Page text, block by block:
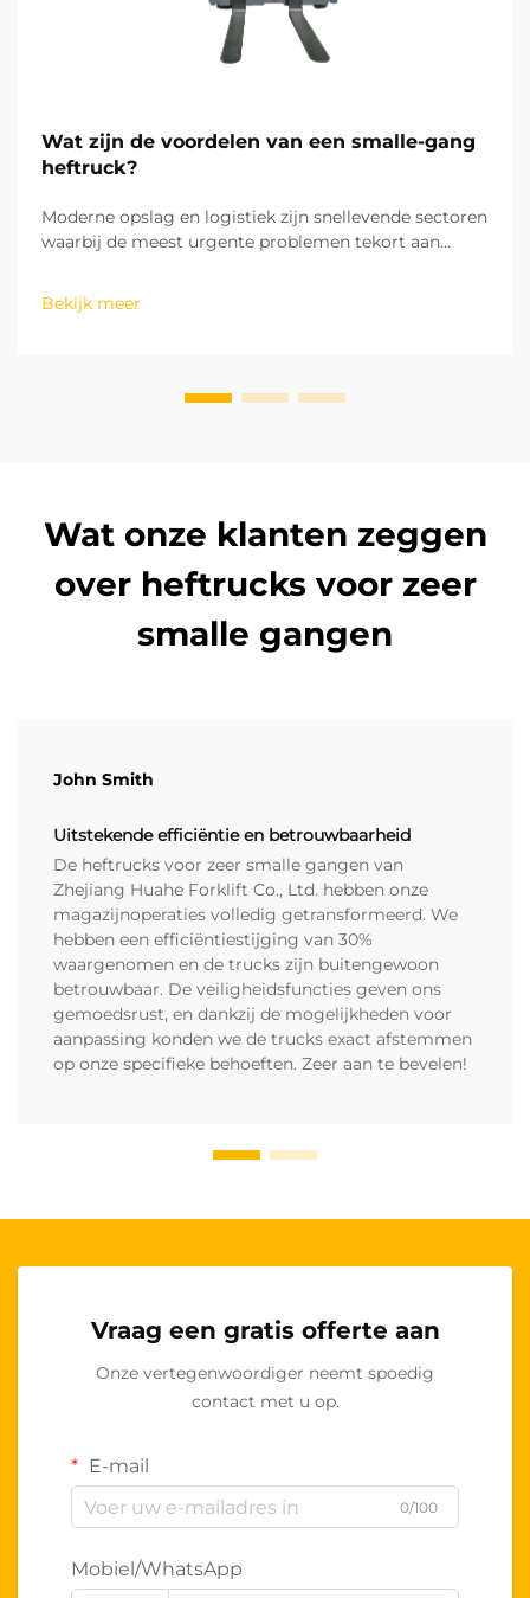
Wat zijn de voordelen van een smalle-gang
heftruck?
Moderne opslag en logistiek zijn snellevende sectoren
waarbij de meest urgente problemen tekort aan
de hoogte van het magazijn terwijl het
Bekijk meer
Wat onze klanten zeggen
over heftrucks voor zeer
smalle gangen
John Smith
Uitstekende efficiëntie en betrouwbaarheid
De heftrucks voor zeer smalle gangen van
Zhejiang Huahe Forklift Co., Ltd. hebben onze
magazijnoperaties volledig getransformeerd. We
hebben een efficiëntiestijging van 30%
waargenomen en de trucks zijn buitengewoon
betrouwbaar. De veiligheidsfuncties geven ons
gemoedsrust, en dankzij de mogelijkheden voor
aanpassing konden we de trucks exact afstemmen
op onze specifieke behoeften. Zeer aan te bevelen!
Vraag een gratis offerte aan
Onze vertegenwoordiger neemt spoedig
contact met u op.
E-mail
0/100
Mobiel/WhatsApp